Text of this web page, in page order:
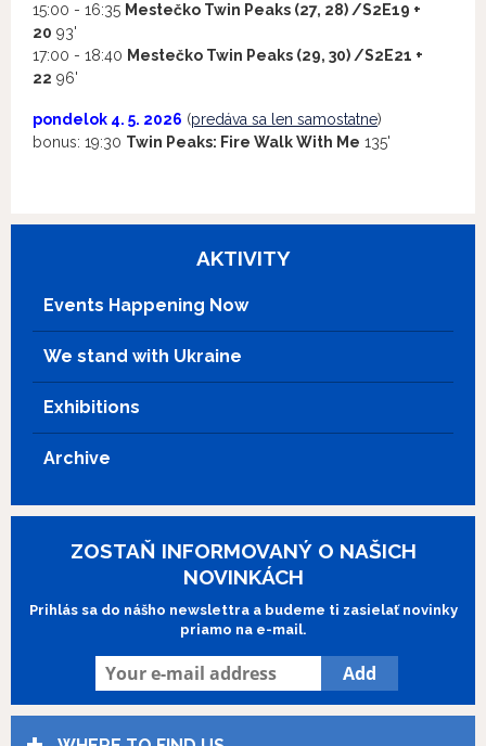
15:00 - 16:35 Mestečko Twin Peaks (27, 28) /S2E19 +
20 93'
17:00 - 18:40 Mestečko Twin Peaks (29, 30) /S2E21 +
22 96'
pondelok 4. 5. 2026 (predáva sa len samostatne)
bonus: 19:30 Twin Peaks: Fire Walk With Me 135'
AKTIVITY
Events Happening Now
We stand with Ukraine
Exhibitions
Archive
ZOSTAŇ INFORMOVANÝ O NAŠICH
NOVINKÁCH
Prihlás sa do nášho newslettra a budeme ti zasielať novinky
priamo na e-mail.